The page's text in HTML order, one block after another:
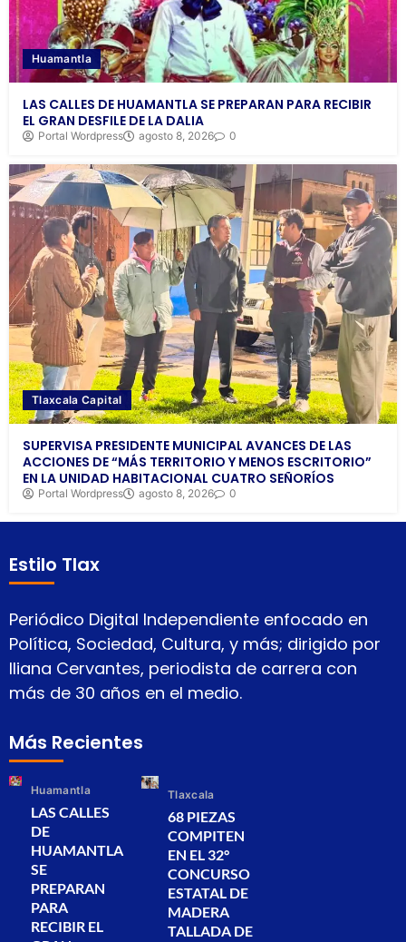
Huamantla
LAS CALLES DE HUAMANTLA SE PREPARAN PARA RECIBIR
EL GRAN DESFILE DE LA DALIA
Portal Wordpress agosto 8, 2026 0
Tlaxcala Capital
SUPERVISA PRESIDENTE MUNICIPAL AVANCES DE LAS
ACCIONES DE “MÁS TERRITORIO Y MENOS ESCRITORIO”
EN LA UNIDAD HABITACIONAL CUATRO SEÑORÍOS
Portal Wordpress agosto 8, 2026 0
Estilo Tlax
Periódico Digital Independiente enfocado en
Política, Sociedad, Cultura, y más; dirigido por
Iliana Cervantes, periodista de carrera con
más de 30 años en el medio.
Más Recientes
Huamantla
LAS CALLES
DE
HUAMANTLA
SE
PREPARAN
PARA
RECIBIR EL
Tlaxcala
68 PIEZAS
COMPITEN
EN EL 32°
CONCURSO
ESTATAL DE
MADERA
TALLADA DE